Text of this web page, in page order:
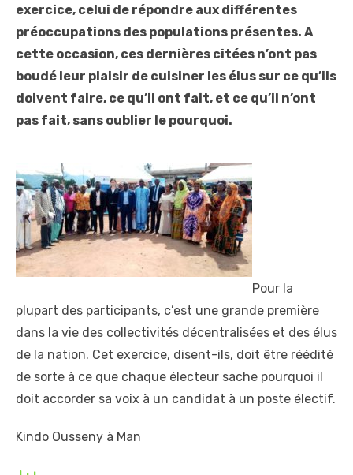
exercice, celui de répondre aux différentes
préoccupations des populations présentes. A
cette occasion, ces dernières citées n’ont pas
boudé leur plaisir de cuisiner les élus sur ce qu’ils
doivent faire, ce qu’il ont fait, et ce qu’il n’ont
pas fait, sans oublier le pourquoi.
Pour la
plupart des participants, c’est une grande première
dans la vie des collectivités décentralisées et des élus
de la nation. Cet exercice, disent-ils, doit être réédité
de sorte à ce que chaque électeur sache pourquoi il
doit accorder sa voix à un candidat à un poste électif.
Kindo Ousseny à Man